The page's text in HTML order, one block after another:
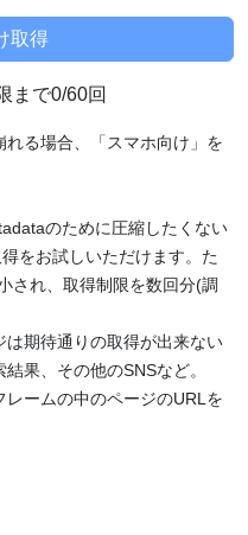
まで0/60回
る場合、「スマホ向け」を
のために圧縮したくない
をお試しいただけます。た
され、取得制限を数回分(調
期待通りの取得が出来ない
果、その他のSNSなど。
ームの中のページのURLを